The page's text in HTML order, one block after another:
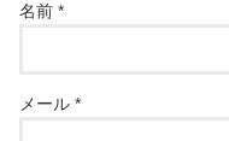
名前*
メール*